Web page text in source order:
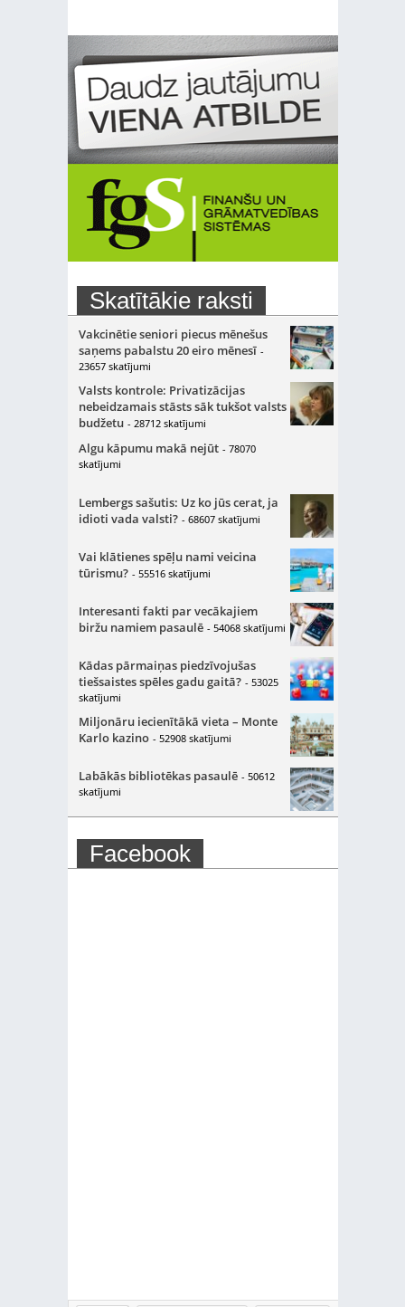
Skatītākie raksti
Vakcinētie seniori piecus mēnešus
saņems pabalstu 20 eiro mēnesī -
23657 skatījumi
Valsts kontrole: Privatizācijas
nebeidzamais stāsts sāk tukšot valsts
budžetu - 28712 skatījumi
Algu kāpumu makā nejūt - 78070
skatījumi
Lembergs sašutis: Uz ko jūs cerat, ja
idioti vada valsti? - 68607 skatījumi
Vai klātienes spēļu nami veicina
tūrismu? - 55516 skatījumi
Interesanti fakti par vecākajiem
biržu namiem pasaulē - 54068 skatījumi
Kādas pārmaiņas piedzīvojušas
tiešsaistes spēles gadu gaitā? - 53025
skatījumi
Miljonāru iecienītākā vieta – Monte
Karlo kazino - 52908 skatījumi
Labākās bibliotēkas pasaulē - 50612
skatījumi
Facebook